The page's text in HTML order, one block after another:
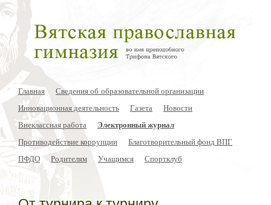
Главная
Сведения об образовательной организации
Инновационная деятельность
Газета
Новости
Внеклассная работа
Электронный журнал
Противодействие коррупции
Благотворительный фонд ВПГ
ПФДО
Родителям Учащимся Спортклуб